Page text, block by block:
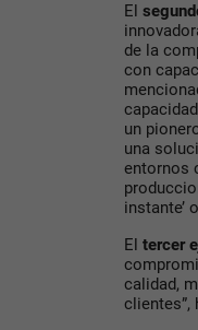
El
de la
con
un
una
entornos
instante’
El tercer
calidad,
clientes”,